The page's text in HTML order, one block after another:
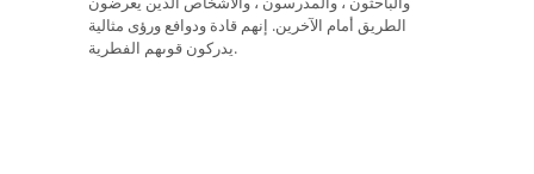
الطريق أمام الآخرين. إنهم قادة ودوافع ورؤى مثالية
يدركون قوىهم الفطرية.